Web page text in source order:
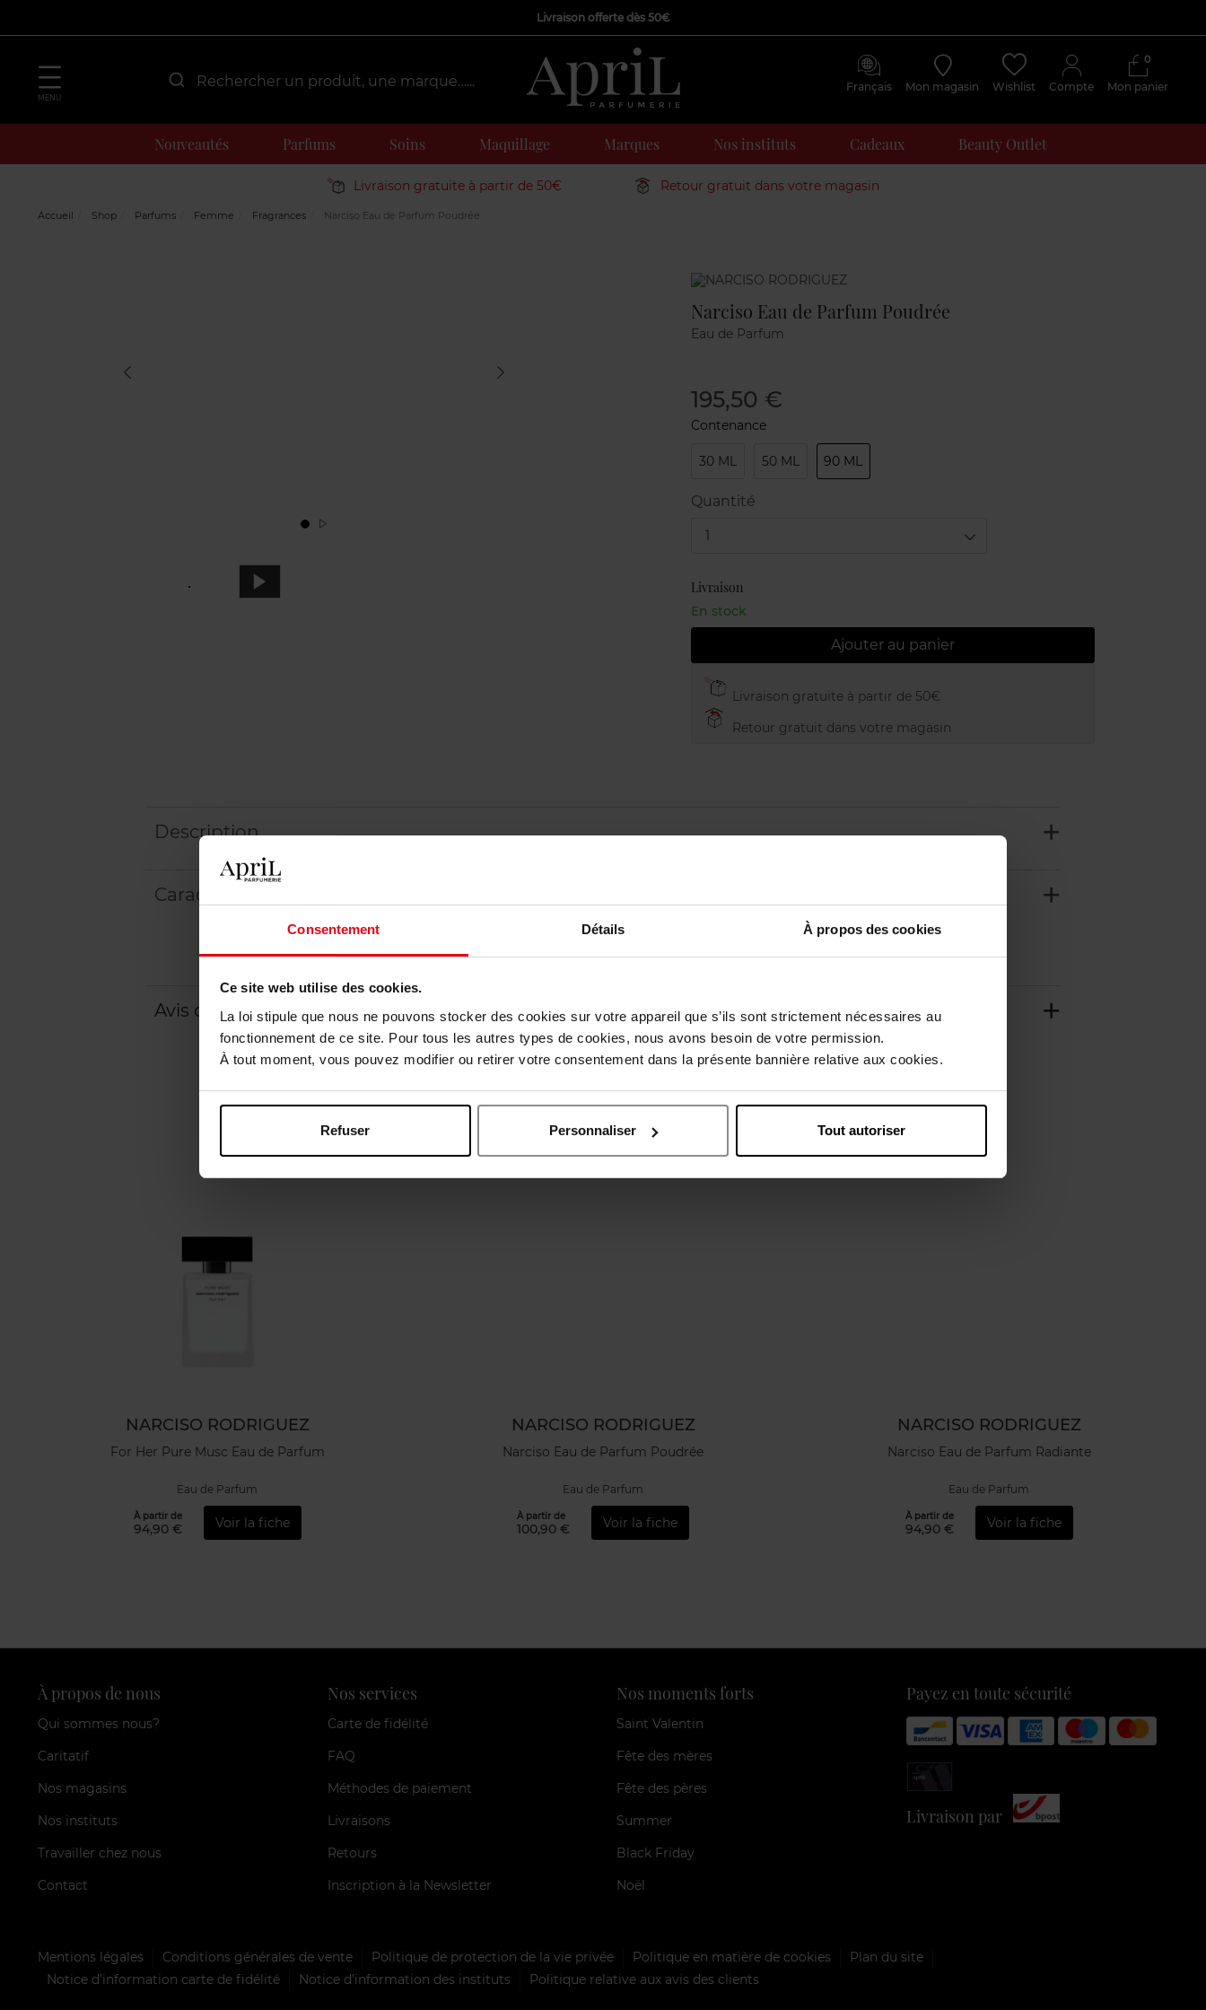
Consentement Détails À propos des cookies
Ce site web utilise des cookies.
La loi stipule que nous ne pouvons stocker des cookies sur votre appareil que s’ils sont strictement nécessaires au
fonctionnement de ce site. Pour tous les autres types de cookies, nous avons besoin de votre permission.
À tout moment, vous pouvez modifier ou retirer votre consentement dans la présente bannière relative aux cookies.
Refuser Personnaliser Tout autoriser
Livraison offerte dès 50€
MENU
Français Mon magasin Wishlist Compte Mon panier
0
Nouveautés Parfums Soins Maquillage Marques Nos instituts Cadeaux Beauty Outlet
Livraison gratuite à partir de 50€ Retour gratuit dans votre magasin
Accueil Shop Parfums Femme Fragrances Narciso Eau de Parfum Poudrée
Marque
clients
Narciso Eau de Parfum Poudrée
Eau de Parfum
195,50 €
Contenance
30 ML 50 ML 90 ML
Quantité
1
Livraison
En stock
Ajouter au panier
Livraison gratuite à partir de 50€
Retour gratuit dans votre magasin
Description
Caractéristiques
Avis client Politique relative aux avis des clients
Oublié quelque chose ?
NARCISO RODRIGUEZ
For Her Pure Musc Eau de Parfum
Eau de Parfum
À partir de
94,90 € Voir la fiche
NARCISO RODRIGUEZ
Narciso Eau de Parfum Poudrée
Eau de Parfum
À partir de
100,90 € Voir la fiche
NARCISO RODRIGUEZ
Narciso Eau de Parfum Radiante
Eau de Parfum
À partir de
94,90 € Voir la fiche
À propos de nous
Qui sommes nous?
Caritatif
Nos magasins
Nos instituts
Travailler chez nous
Contact
Nos services
Carte de fidélité
FAQ
Méthodes de paiement
Livraisons
Retours
Inscription à la Newsletter
Nos moments forts
Saint Valentin
Fête des mères
Fête des pères
Summer
Black Friday
Noël
Payez en toute sécurité
Livraison par
Mentions légales Conditions générales de vente Politique de protection de la vie privée Politique en matière de cookies
Plan du site
Notice d'information carte de fidélité
Notice d’information des instituts Politique relative aux avis des clients